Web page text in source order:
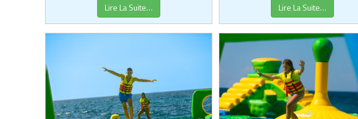
Lire La Suite… Lire La Suite…